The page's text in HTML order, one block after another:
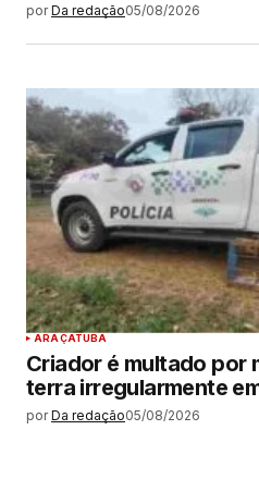
por Da redação05/08/2026
ARAÇATUBA
Criador é multado por
terra irregularmente
por Da redação05/08/2026